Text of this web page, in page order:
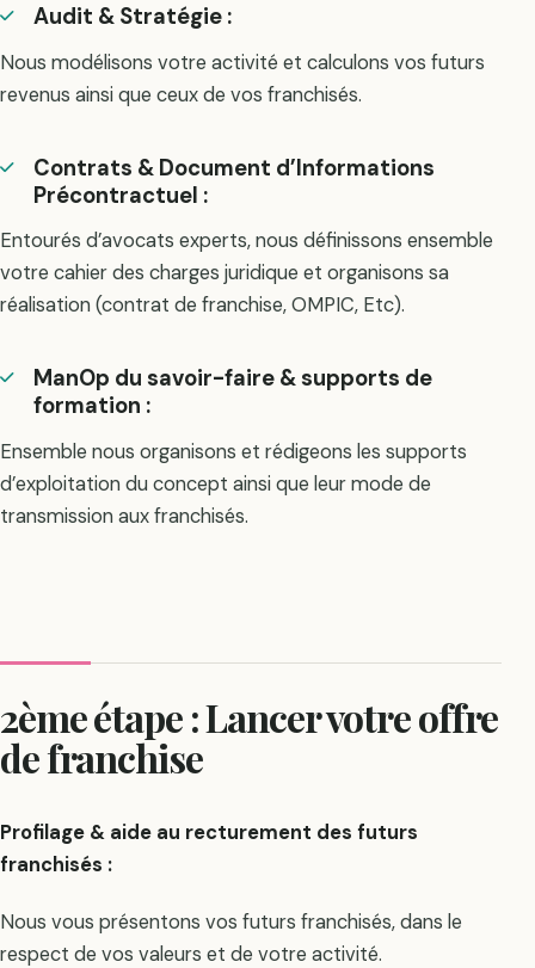
Audit & Stratégie :
Nous modélisons votre activité et calculons vos futurs
revenus ainsi que ceux de vos franchisés.
Contrats & Document d’Informations
Précontractuel :
Entourés d’avocats experts, nous définissons ensemble
votre cahier des charges juridique et organisons sa
réalisation (contrat de franchise, OMPIC, Etc).
ManOp du savoir-faire & supports de
formation :
Ensemble nous organisons et rédigeons les supports
d’exploitation du concept ainsi que leur mode de
transmission aux franchisés.
2ème étape : Lancer votre offre
de franchise
Profilage & aide au recturement des futurs
franchisés :
Nous vous présentons vos futurs franchisés, dans le
respect de vos valeurs et de votre activité.